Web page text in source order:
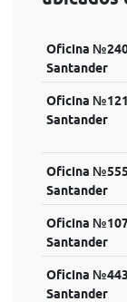
Oficina
Santander
Oficina
Santander
Oficina
Santander
Oficina
Santander
Oficina
Santander